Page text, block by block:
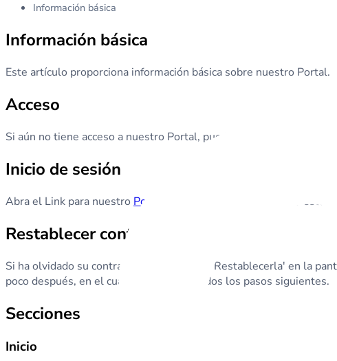
Información básica
Información básica
Este artículo proporciona información básica sobre nuestro Portal.
Acceso
Si aún no tiene acceso a nuestro Portal, puede solicitarlo
Inicio de sesión
Abra el Link​ para nuestro Portal . El Portal actualmente solo está
Restablecer contraseña
Si ha olvidado su contraseña, haga clic en 'Restablecerla' en la
poco después, en el cual se describen todos los pasos siguientes.
Secciones
Inicio